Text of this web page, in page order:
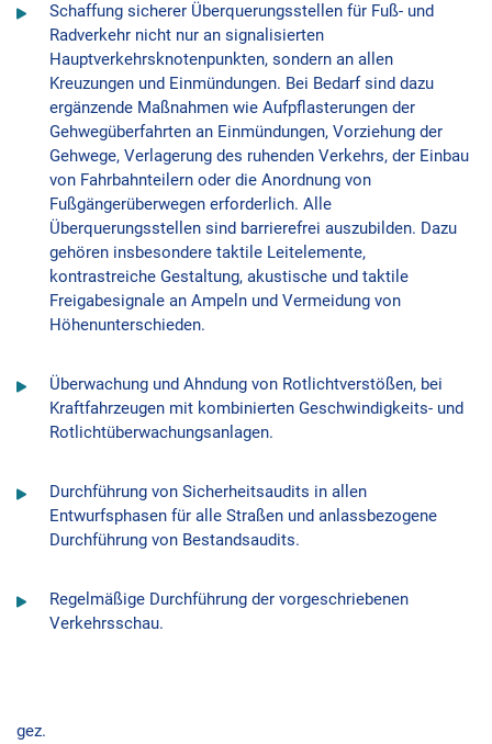
Schaffung sicherer Überquerungsstellen für Fuß- und
Radverkehr nicht nur an signalisierten
Hauptverkehrsknotenpunkten, sondern an allen
Kreuzungen und Einmündungen. Bei Bedarf sind dazu
ergänzende Maßnahmen wie Aufpflasterungen der
Gehwegüberfahrten an Einmündungen, Vorziehung der
Gehwege, Verlagerung des ruhenden Verkehrs, der Einbau
von Fahrbahnteilern oder die Anordnung von
Fußgängerüberwegen erforderlich. Alle
Überquerungsstellen sind barrierefrei auszubilden. Dazu
gehören insbesondere taktile Leitelemente,
kontrastreiche Gestaltung, akustische und taktile
Freigabesignale an Ampeln und Vermeidung von
Höhenunterschieden.
Überwachung und Ahndung von Rotlichtverstößen, bei
Kraftfahrzeugen mit kombinierten Geschwindigkeits- und
Rotlichtüberwachungsanlagen.
Durchführung von Sicherheitsaudits in allen
Entwurfsphasen für alle Straßen und anlassbezogene
Durchführung von Bestandsaudits.
Regelmäßige Durchführung der vorgeschriebenen
Verkehrsschau.
gez.